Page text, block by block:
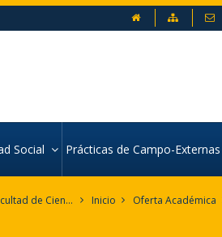
Mapa web
Social Prácticas de Campo-Externas
Facultad de Ciencias Sociales Inicio Oferta Académica